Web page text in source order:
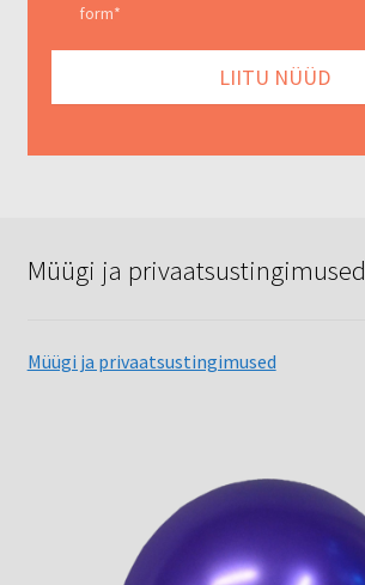
form*
Müügi ja privaatsustingimused
Müügi ja privaatsustingimused